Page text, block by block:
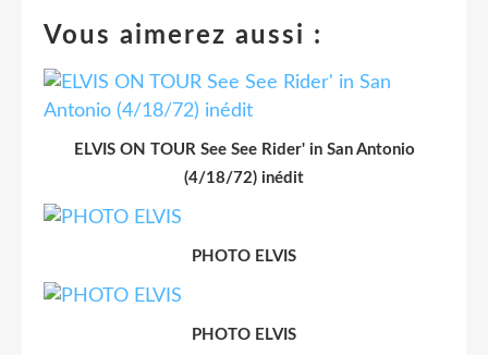
Vous aimerez aussi :
ELVIS ON TOUR See See Rider' in San Antonio
(4/18/72) inédit
PHOTO ELVIS
PHOTO ELVIS